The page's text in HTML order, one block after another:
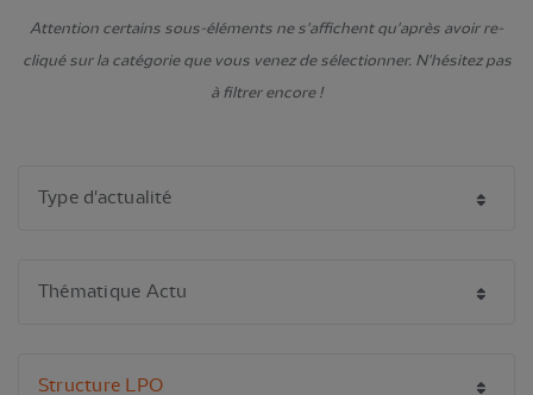
Attention certains sous-éléments ne s'affichent qu'après avoir re-
cliqué sur la catégorie que vous venez de sélectionner. N'hésitez pas
à filtrer encore !